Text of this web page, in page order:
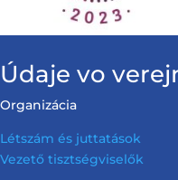
Údaje vo
Organizácia
Létszám és juttatások
Vezető tisztségviselők